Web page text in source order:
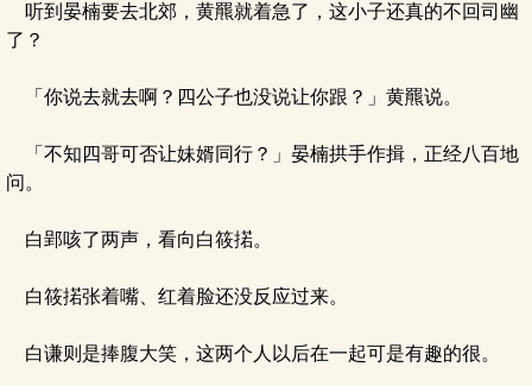
听到晏楠要去北郊，黄羆就着急了，这小子还真的不回司幽
了？
「你说去就去啊？四公子也没说让你跟？」黄羆说。
「不知四哥可否让妹婿同行？」晏楠拱手作揖，正经八百地
问。
白郢咳了两声，看向白筱掿。
白筱掿张着嘴、红着脸还没反应过来。
白谦则是捧腹大笑，这两个人以后在一起可是有趣的很。